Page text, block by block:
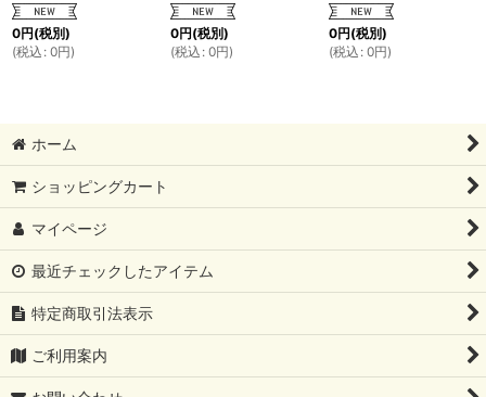
0円(税別)
(税込 : 0円)
0円(税別)
(税込 : 0円)
0円(税別)
(税込 : 0円)
ホーム
ショッピングカート
マイページ
最近チェックしたアイテム
特定商取引法表示
ご利用案内